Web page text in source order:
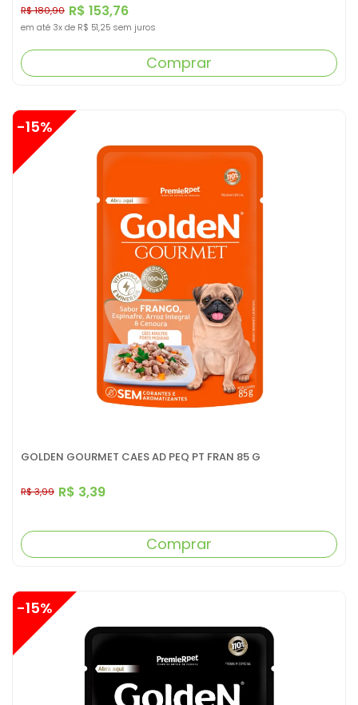
R$ 153,76
R$ 180,90
em até 3x de R$ 51,25 sem juros
Comprar
GOLDEN GOURMET CAES AD PEQ PT FRAN 85 G
R$ 3,39
R$ 3,99
-15%
Comprar
-15%